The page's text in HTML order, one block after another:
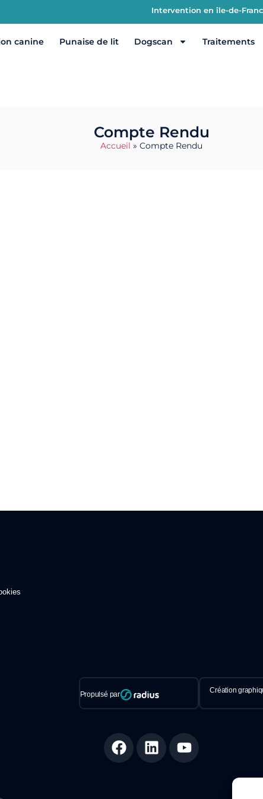
Intervention en île-de-
canine Punaise de lit Dogscan Traitements
Compte Rendu
Accueil » Compte Rendu
Propulsé par Création